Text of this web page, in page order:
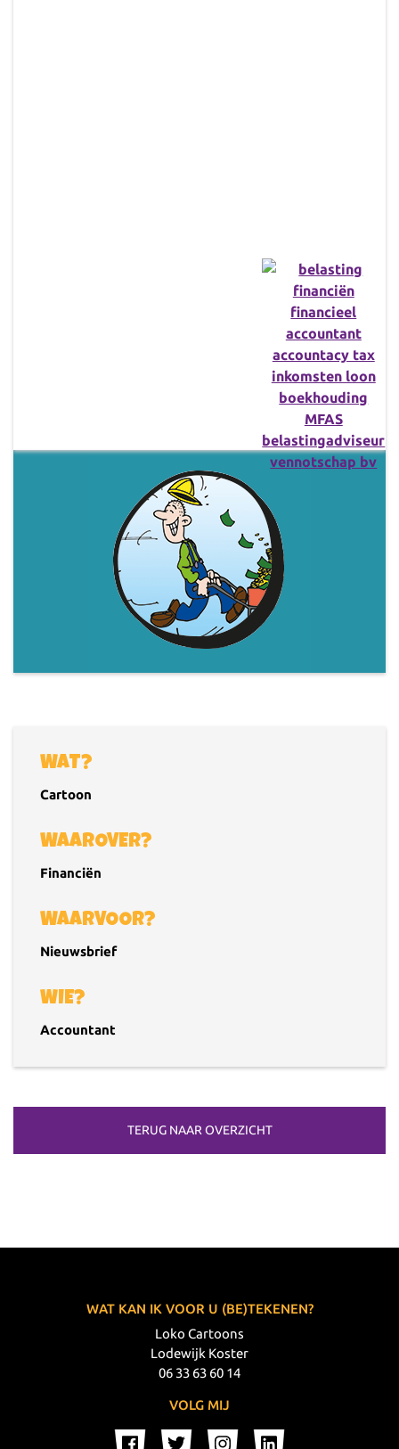
WAT?
Cartoon
WAAROVER?
Financiën
WAARVOOR?
Nieuwsbrief
WIE?
Accountant
TERUG NAAR OVERZICHT
WAT KAN IK VOOR U (BE)TEKENEN?
Loko Cartoons
Lodewijk Koster
06 33 63 60 14
VOLG MIJ